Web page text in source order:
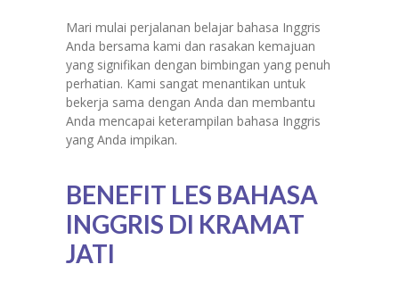
Mari mulai perjalanan belajar bahasa Inggris
Anda bersama kami dan rasakan kemajuan
yang signifikan dengan bimbingan yang penuh
perhatian. Kami sangat menantikan untuk
bekerja sama dengan Anda dan membantu
Anda mencapai keterampilan bahasa Inggris
yang Anda impikan.
BENEFIT LES BAHASA
INGGRIS DI KRAMAT
JATI